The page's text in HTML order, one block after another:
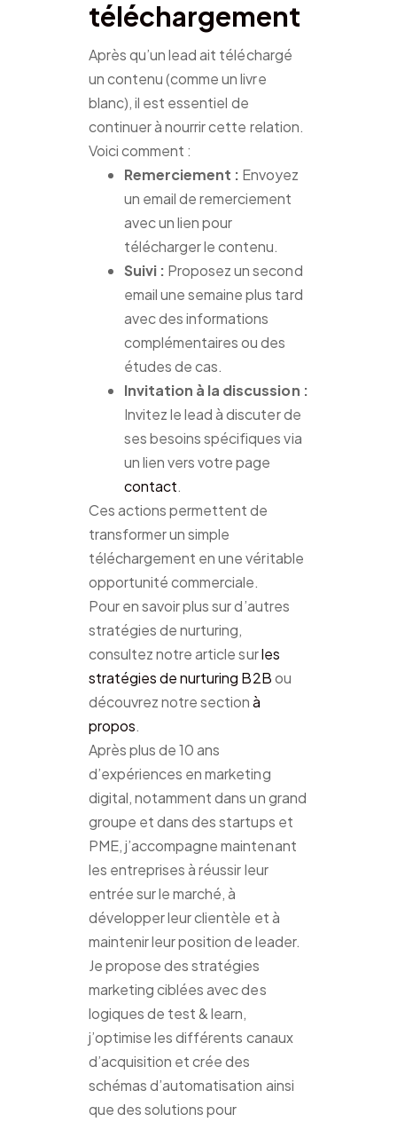
téléchargement
Après qu’un lead ait téléchargé
un contenu (comme un livre
blanc), il est essentiel de
continuer à nourrir cette relation.
Voici comment :
Remerciement : Envoyez
un email de remerciement
avec un lien pour
télécharger le contenu.
Suivi : Proposez un second
email une semaine plus tard
avec des informations
complémentaires ou des
études de cas.
Invitation à la discussion :
Invitez le lead à discuter de
ses besoins spécifiques via
un lien vers votre page
contact.
Ces actions permettent de
transformer un simple
téléchargement en une véritable
opportunité commerciale.
Pour en savoir plus sur d’autres
stratégies de nurturing,
consultez notre article surles
stratégies de nurturing B2Bou
découvrez notre sectionà
propos.
Après plus de 10 ans
d’expériences en marketing
digital, notamment dans un grand
groupe et dans des startups et
PME, j’accompagne maintenant
les entreprises à réussir leur
entrée sur le marché, à
développer leur clientèle et à
maintenir leur position de leader.
Je propose des stratégies
marketing ciblées avec des
logiques de test & learn,
j’optimise les différents canaux
d’acquisition et crée des
schémas d’automatisation ainsi
que des solutions pour